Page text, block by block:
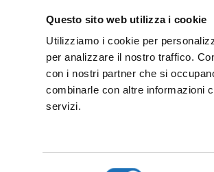
Questo sito web utilizza i cookie
Utilizziamo i cookie per
per analizzare il nostro traffico.
con i nostri partner che si
combinarle con altre informazioni
servizi.
Cookie Policy